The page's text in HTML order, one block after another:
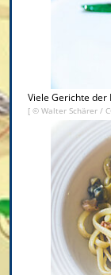
Viele Gerichte
[ © Walter Schärer /